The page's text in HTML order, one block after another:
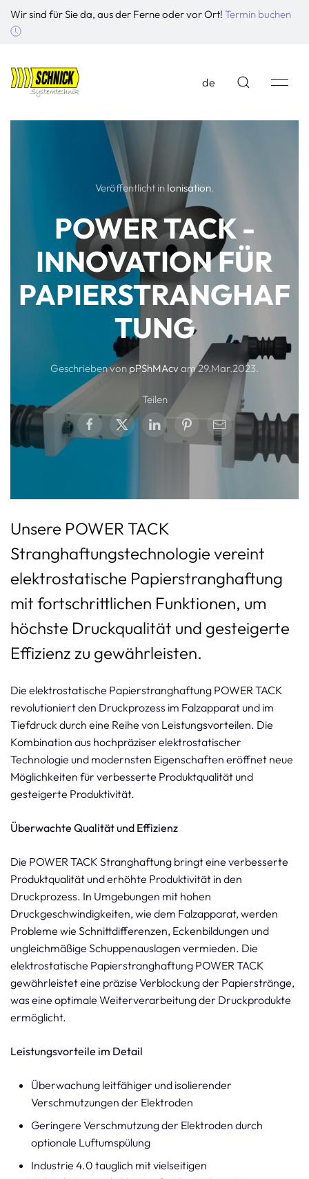
Wir sind für Sie da, aus der Ferne oder vor Ort! Termin buchen
de
Veröffentlicht in Ionisation.
POWER TACK -
INNOVATION FÜR
PAPIERSTRANGHAF
TUNG
Geschrieben von pPShMAcvam29.Mar.2023.
Teilen
Unsere POWER TACK
Stranghaftungstechnologie vereint
elektrostatische Papierstranghaftung
mit fortschrittlichen Funktionen, um
höchste Druckqualität und gesteigerte
Effizienz zu gewährleisten.
Die elektrostatische Papierstranghaftung POWER TACK
revolutioniert den Druckprozess im Falzapparat und im
Tiefdruck durch eine Reihe von Leistungsvorteilen. Die
Kombination aus hochpräziser elektrostatischer
Technologie und modernsten Eigenschaften eröffnet neue
Möglichkeiten für verbesserte Produktqualität und
gesteigerte Produktivität.
Überwachte Qualität und Effizienz
Die POWER TACK Stranghaftung bringt eine verbesserte
Produktqualität und erhöhte Produktivität in den
Druckprozess. In Umgebungen mit hohen
Druckgeschwindigkeiten, wie dem Falzapparat, werden
Probleme wie Schnittdifferenzen, Eckenbildungen und
ungleichmäßige Schuppenauslagen vermieden. Die
elektrostatische Papierstranghaftung POWER TACK
gewährleistet eine präzise Verblockung der Papierstränge,
was eine optimale Weiterverarbeitung der Druckprodukte
ermöglicht.
Leistungsvorteile im Detail
Überwachung leitfähiger und isolierender
Verschmutzungen der Elektroden
Geringere Verschmutzung der Elektroden durch
optionale Luftumspülung
Industrie 4.0 tauglich mit vielseitigen